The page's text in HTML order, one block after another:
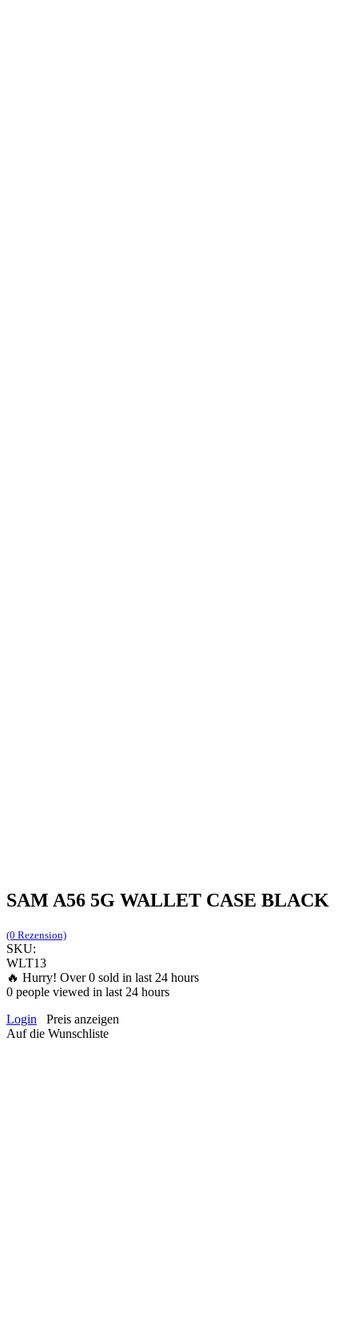
SAM A56 5G WALLET CASE BLACK
(0 Rezension)
SKU:
WLT13
🔥 Hurry! Over0 sold in last 24 hours
0 people viewed in last 24 hours
Login
Preis anzeigen
Auf die Wunschliste